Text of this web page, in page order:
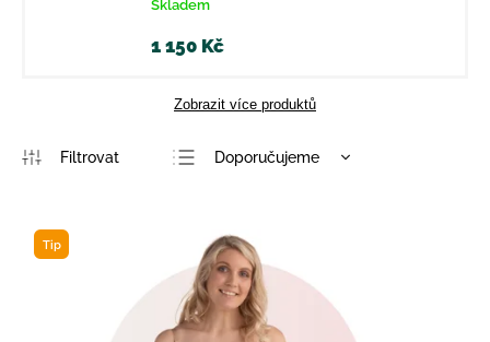
Skladem
1 150 Kč
Zobrazit více produktů
Doporučujeme
Nejprodávanější
Abecedně
Tip